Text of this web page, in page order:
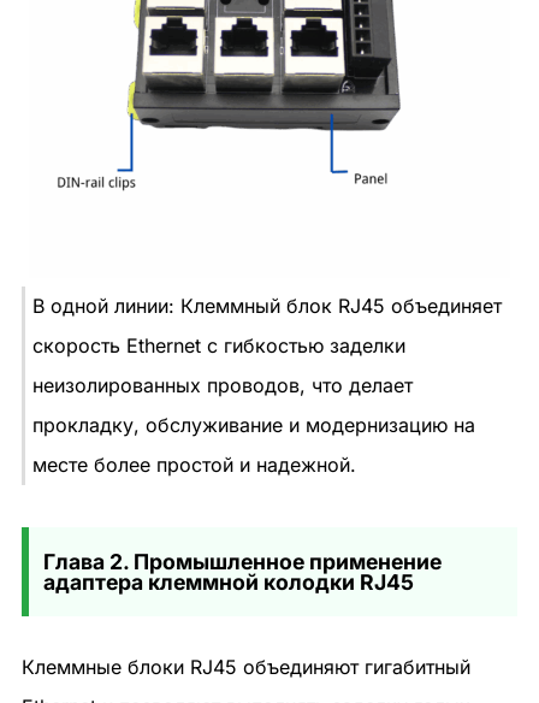
В одной линии: Клеммный блок RJ45 объединяет
скорость Ethernet с гибкостью заделки
неизолированных проводов, что делает
прокладку, обслуживание и модернизацию на
месте более простой и надежной.
Глава 2. Промышленное применение
адаптера клеммной колодки RJ45
Клеммные блоки RJ45 объединяют гигабитный